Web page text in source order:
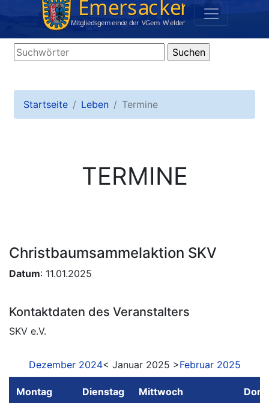
Startseite Leben Termine
TERMINE
Christbaumsammelaktion SKV
Datum: 11.01.2025
Kontaktdaten des Veranstalters
SKV e.V.
Dezember 2024< Januar 2025 >Februar 2025
Montag Dienstag Mittwoch